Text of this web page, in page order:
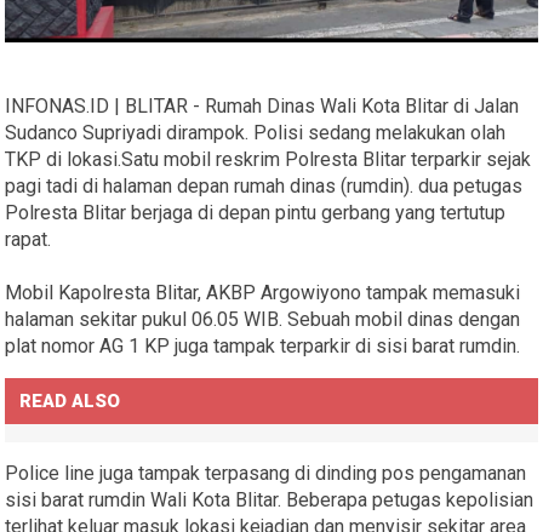
INFONAS.ID | BLITAR - Rumah Dinas Wali Kota Blitar di Jalan
Sudanco Supriyadi dirampok. Polisi sedang melakukan olah
TKP di lokasi.Satu mobil reskrim Polresta Blitar terparkir sejak
pagi tadi di halaman depan rumah dinas (rumdin). dua petugas
Polresta Blitar berjaga di depan pintu gerbang yang tertutup
rapat.
Mobil Kapolresta Blitar, AKBP Argowiyono tampak memasuki
halaman sekitar pukul 06.05 WIB. Sebuah mobil dinas dengan
plat nomor AG 1 KP juga tampak terparkir di sisi barat rumdin.
READ ALSO
Police line juga tampak terpasang di dinding pos pengamanan
sisi barat rumdin Wali Kota Blitar. Beberapa petugas kepolisian
terlihat keluar masuk lokasi kejadian dan menyisir sekitar area